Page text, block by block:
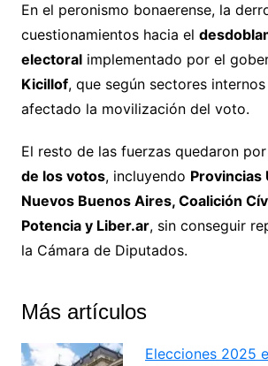
En el peronismo bonaerense, la
cuestionamientos hacia el
electoralimplementado por el
Kicillof, que según sectores
afectado la movilización del voto.
El resto de las fuerzas quedaron
de los votos, incluyendo Provincias
Nuevos Buenos Aires, Coalición
Potencia y Liber.ar, sin conseguir
la Cámara de Diputados.
Más artículos
Elecciones 2025